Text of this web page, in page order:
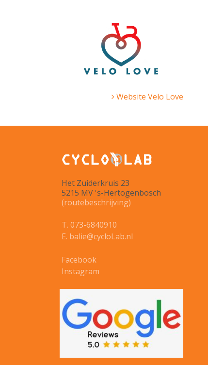
Website Velo Love
Het Zuiderkruis 23
5215 MV 's-Hertogenbosch
(routebeschrijving)
T. 073-6840910
E. balie@cycloLab.nl
Facebook
Instagram